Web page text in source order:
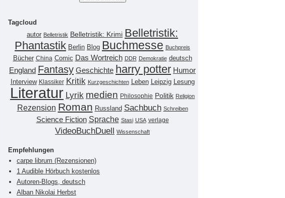
Tagcloud
autor Belletristik Belletristik: Krimi Belletristik:
Phantastik Berlin Blog Buchmesse Buchpreis
Bücher China Comic Das Wortreich DDR Demokratie deutsch
England Fantasy Geschichte harry potter Humor
Interview Klassiker Kritik Kurzgeschichten Leben Leipzig Lesung
Literatur Lyrik medien Philosophie Politik Religion
Rezension Roman Russland Sachbuch Schreiben
Science Fiction Sprache Stasi USA verlage
VideoBuchDuell Wissenschaft
Empfehlungen
carpe librum (Rezensionen)
1 Audible Hörbuch kostenlos
Autoren-Blogs, deutsch
Alban Nikolai Herbst